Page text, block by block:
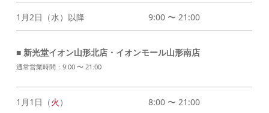
1月2日（水）以降 9:00 〜 21:00
■ 新光堂イオン山形北店・イオンモール山形南店
通常営業時間：9:00 〜 21:00
1月1日（火 ） 8:00 〜 21:00